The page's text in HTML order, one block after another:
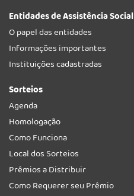
Entidades de Assistência Social
O papel das entidades
Informações importantes
Instituições cadastradas
Sorteios
Agenda
Homologação
Como Funciona
Local dos Sorteios
Prêmios a Distribuir
Como Requerer seu Prêmio